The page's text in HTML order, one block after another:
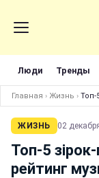
Люди Тренды
Главная › Жизнь › Топ-
ЖИЗНЬ 02
Топ-5
рейтинг